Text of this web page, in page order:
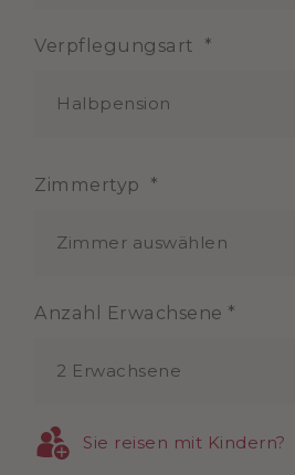
Verpflegungsart *
Halbpension
Zimmertyp *
Zimmer auswählen
Anzahl Erwachsene *
2 Erwachsene
Sie reisen mit Kindern?